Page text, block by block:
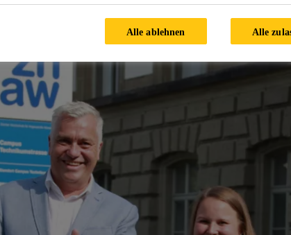
Alle ablehnen Alle